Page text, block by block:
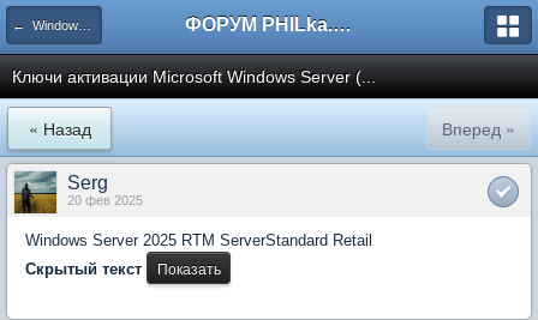
← Windows NT/2000/2003/2008/2012/2016/2019 ФОРУМ PHILka.RU
Ключи активации Microsoft Windows Server (...
« Назад Вперед »
Serg
20 фев 2025
Windows Server 2025 RTM ServerStandard Retail
Скрытый текст